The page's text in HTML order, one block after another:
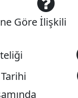
Göre İlişkili